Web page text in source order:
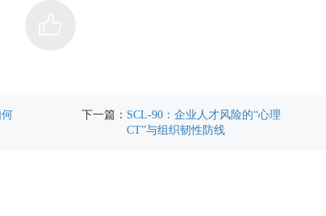
何
下一篇： SCL-90：企业人才风险的“心理
CT”与组织韧性防线